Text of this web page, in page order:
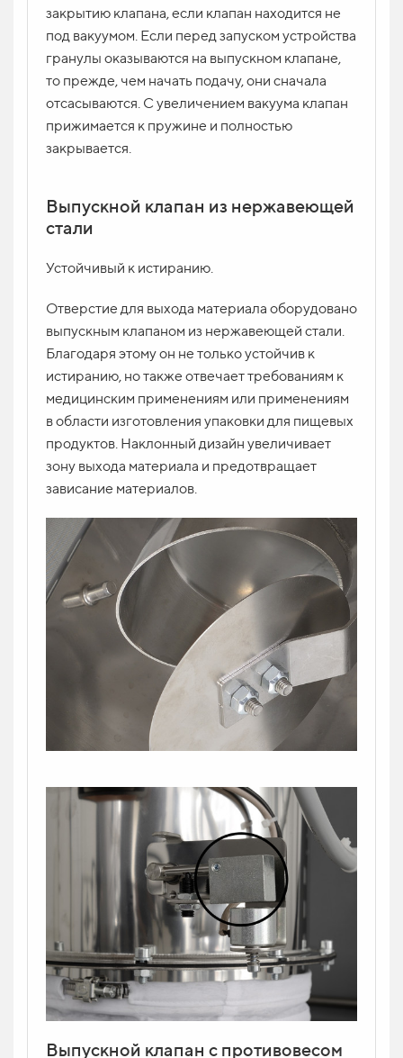
закрытию клапана, если клапан находится не
под вакуумом. Если перед запуском устройства
гранулы оказываются на выпускном клапане,
то прежде, чем начать подачу, они сначала
отсасываются. С увеличением вакуума клапан
прижимается к пружине и полностью
закрывается.
Выпускной клапан из нержавеющей
стали
Устойчивый к истиранию.
Отверстие для выхода материала оборудовано
выпускным клапаном из нержавеющей стали.
Благодаря этому он не только устойчив к
истиранию, но также отвечает требованиям к
медицинским применениям или применениям
в области изготовления упаковки для пищевых
продуктов. Наклонный дизайн увеличивает
зону выхода материала и предотвращает
зависание материалов.
Выпускной клапан с противовесом